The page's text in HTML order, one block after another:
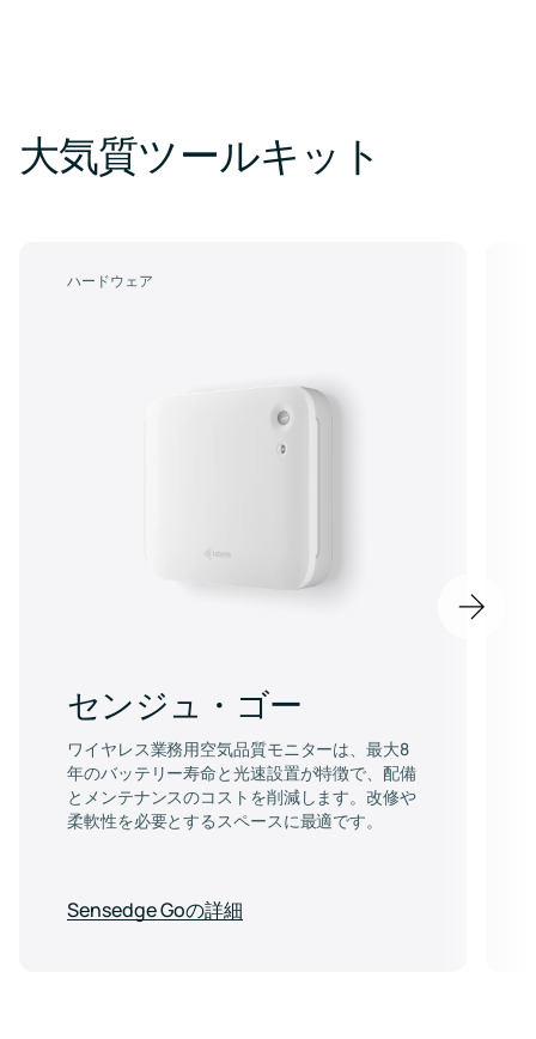
大気質ツールキット
ハードウェア
センジュ・ゴー
ワイヤレス業務用空気品質モニターは、最大8
年のバッテリー寿命と光速設置が特徴で、配備
とメンテナンスのコストを削減します。改修や
柔軟性を必要とするスペースに最適です。
Sensedge Goの詳細
Next